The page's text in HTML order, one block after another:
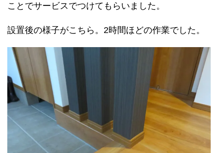
ことでサービスでつけてもらいました。
設置後の様子がこちら。2時間ほどの作業でした。